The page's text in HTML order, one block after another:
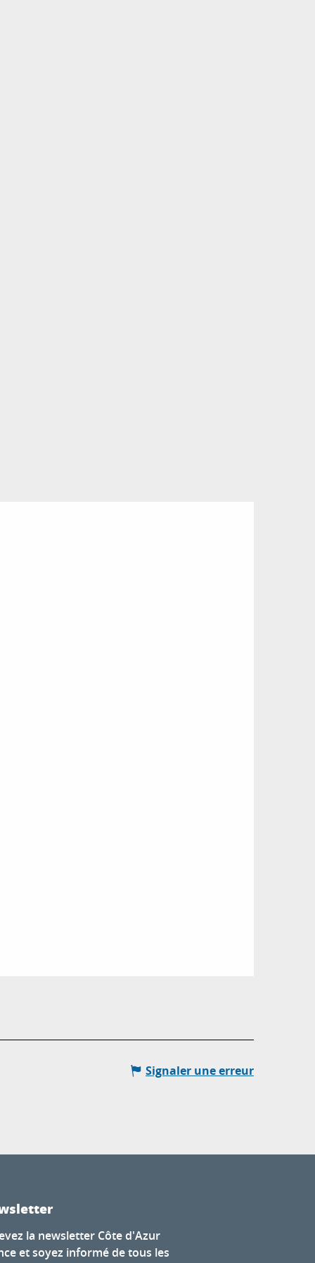
Signaler une erreur
la newsletter Côte d'Azur
et soyez informé de tous les